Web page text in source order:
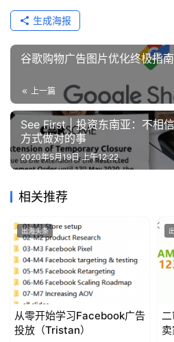
生成海报
谷歌购物广告图片优化终极指
上一篇
See First | 投资东南亚：不相
方式做对的事
2020年5月19日 上午12:22
相关推荐
出海头条
从零开始学习Facebook广告
投放（Tristan）